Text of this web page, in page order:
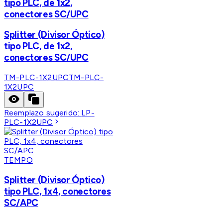
tipo PLC, de 1x2,
conectores SC/UPC
Splitter (Divisor Óptico)
tipo PLC, de 1x2,
conectores SC/UPC
TM-PLC-1X2UPCTM-PLC-
1X2UPC
Reemplazo sugerido: LP-
PLC-1X2UPC
TEMPO
Splitter (Divisor Óptico)
tipo PLC, 1x4, conectores
SC/APC